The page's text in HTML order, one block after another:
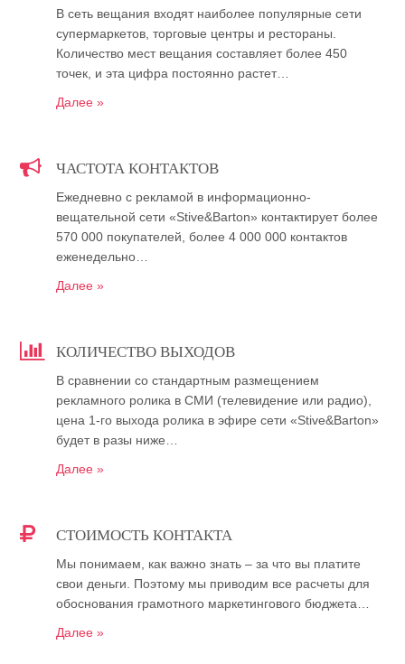
В сеть вещания входят наиболее популярные сети
супермаркетов, торговые центры и рестораны.
Количество мест вещания составляет более 450
точек, и эта цифра постоянно растет…
Далее »
ЧАСТОТА КОНТАКТОВ
Ежедневно с рекламой в информационно-
вещательной сети «Stive&Barton» контактирует более
570 000 покупателей, более 4 000 000 контактов
еженедельно…
Далее »
КОЛИЧЕСТВО ВЫХОДОВ
В сравнении со стандартным размещением
рекламного ролика в СМИ (телевидение или радио),
цена 1-го выхода ролика в эфире сети «Stive&Barton»
будет в разы ниже…
Далее »
СТОИМОСТЬ КОНТАКТА
Мы понимаем, как важно знать – за что вы платите
свои деньги. Поэтому мы приводим все расчеты для
обоснования грамотного маркетингового бюджета…
Далее »